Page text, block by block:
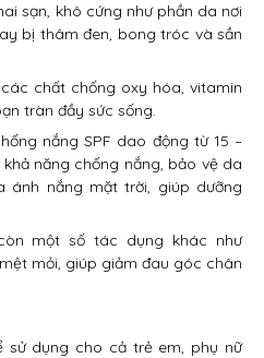
sạn, khô cứng như phần da nơi
bị thâm đen, bong tróc và sần
chất chống oxy hóa, vitamin
tràn đầy sức sống.
nắng SPF dao động từ 15 –
năng chống nắng, bảo vệ da
ánh nắng mặt trời, giúp dưỡng
một số tác dụng khác như
mỏi, giúp giảm đau góc chân
sử dụng cho cả trẻ em, phụ nữ